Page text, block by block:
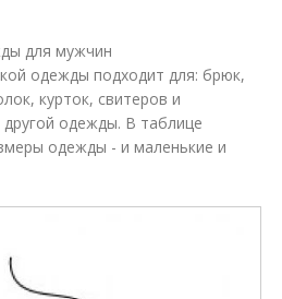
для мужчин
одежды подходит для: брюк,
курток, свитеров и
одежды. В таблице
одежды - и маленькие и